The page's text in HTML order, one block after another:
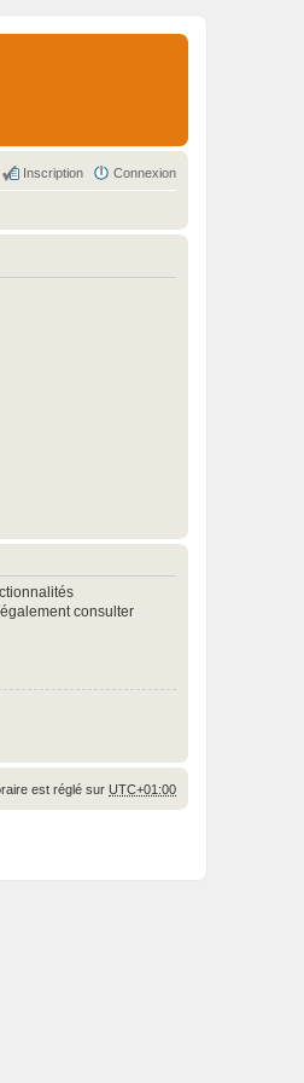
Connexion
Inscription
consulter
est réglé sur UTC+01:00